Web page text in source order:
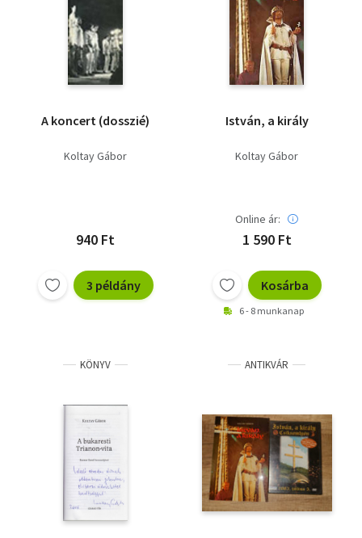
A koncert (dosszié)
Koltay Gábor
940 Ft
3 példány
István, a király
Koltay Gábor
Online ár:
1 590 Ft
Kosárba
6 - 8 munkanap
KÖNYV ANTIKVÁR